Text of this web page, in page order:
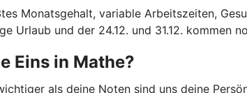
Monatsgehalt, variable Arbeitszeiten,
Urlaub und der 24.12. und 31.12. kommen
Eins in Mathe?
als deine Noten sind uns deine